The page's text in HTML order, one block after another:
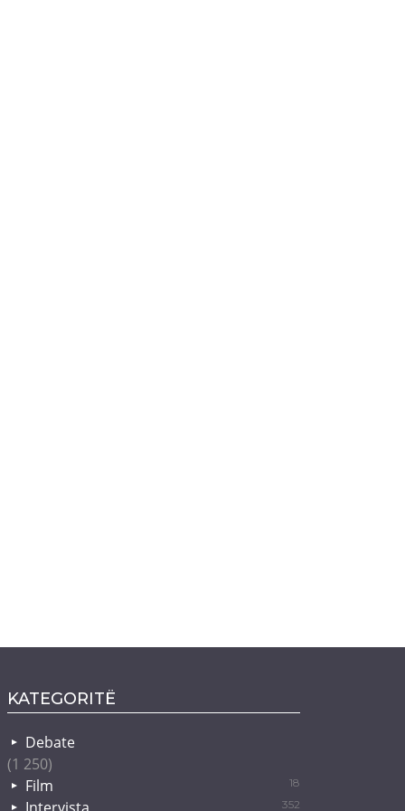
KATEGORITË
Debate
(1 250)
Film
18
352